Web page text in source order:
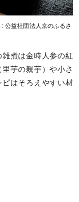
公益社団法人京のふるさ
煮は金時人参の紅
芋の親芋）や小さ
はそろえやすい材